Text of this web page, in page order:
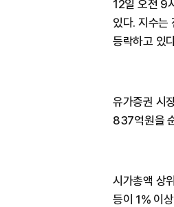
12일 오전 9
있다. 지수
등락하고 있
유가증권 시
837억원을
시가총액 상
등이 1% 이